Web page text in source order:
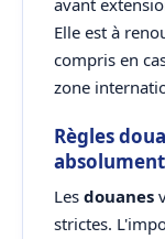
avant
Elle est à
compris en
zone
Règles
absolument
Les douanes
strictes.